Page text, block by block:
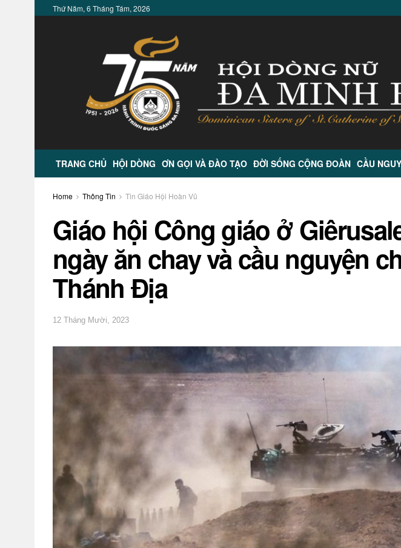
Thứ Năm, 6 Tháng Tám, 2026
TRANG CHỦ HỘI DÒNG ƠN GỌI VÀ ĐÀO TẠO ĐỜI SỐNG CỘNG ĐOÀN CẦU
Home Thông Tin Tin Giáo Hội Hoàn Vũ
Giáo hội Công giáo ở
ngày ăn chay và cầu nguyện
Thánh Địa
12 Tháng Mười, 2023